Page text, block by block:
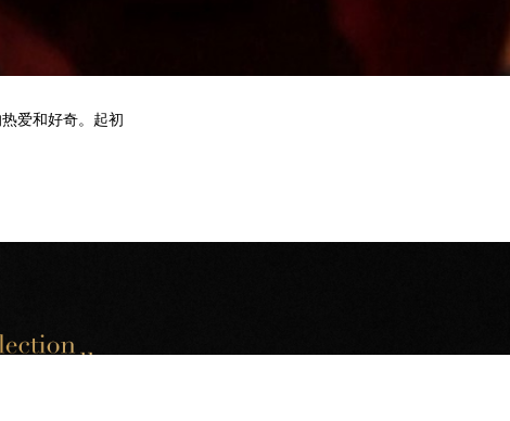
爱和好奇。起初